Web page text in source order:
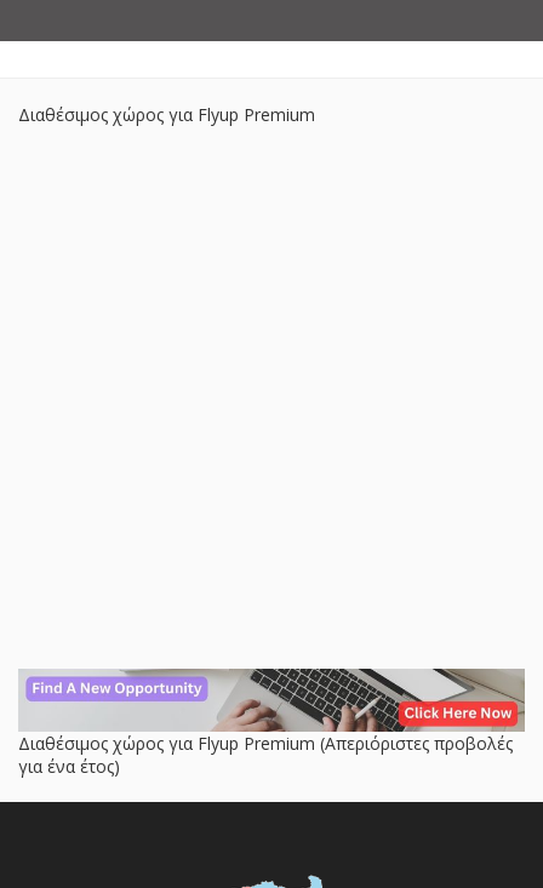
Διαθέσιμος χώρος για Flyup Premium
Διαθέσιμος χώρος για Flyup Premium (Απεριόριστες προβολές
για ένα έτος)